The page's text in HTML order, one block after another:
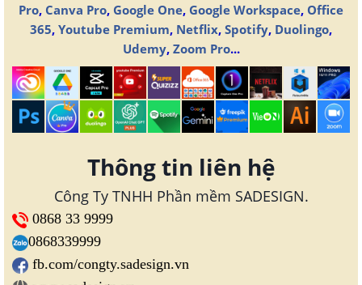
Pro, Canva Pro, Google One, Google Workspace, Office
365, Youtube Premium, Netflix, Spotify, Duolingo,
Udemy, Zoom Pro...
Thông tin liên hệ
Công Ty TNHH Phần mềm SADESIGN.
0868 33 9999
0868339999
fb.com/congty.sadesign.vn